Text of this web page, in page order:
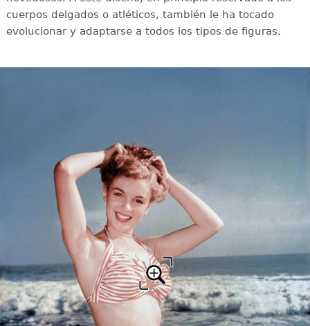
cuerpos delgados o atléticos, también le ha tocado
evolucionar y adaptarse a todos los tipos de figuras.